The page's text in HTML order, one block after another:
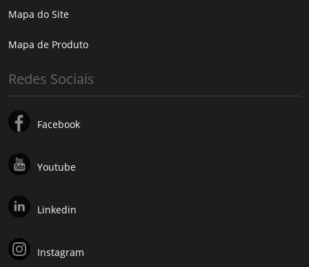
Mapa do Site
Mapa de Produto
Redes Sociais
Facebook
Youtube
Linkedin
Instagram